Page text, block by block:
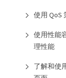
使用 QoS
使用性能
理性能
了解和使